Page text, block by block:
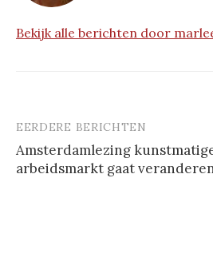
Bekijk alle berichten door
Berichtnavigatie
EERDERE BERICHTEN
Amsterdamlezing
arbeidsmarkt gaat